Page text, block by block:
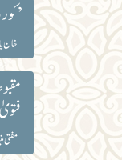
خان
مفتی